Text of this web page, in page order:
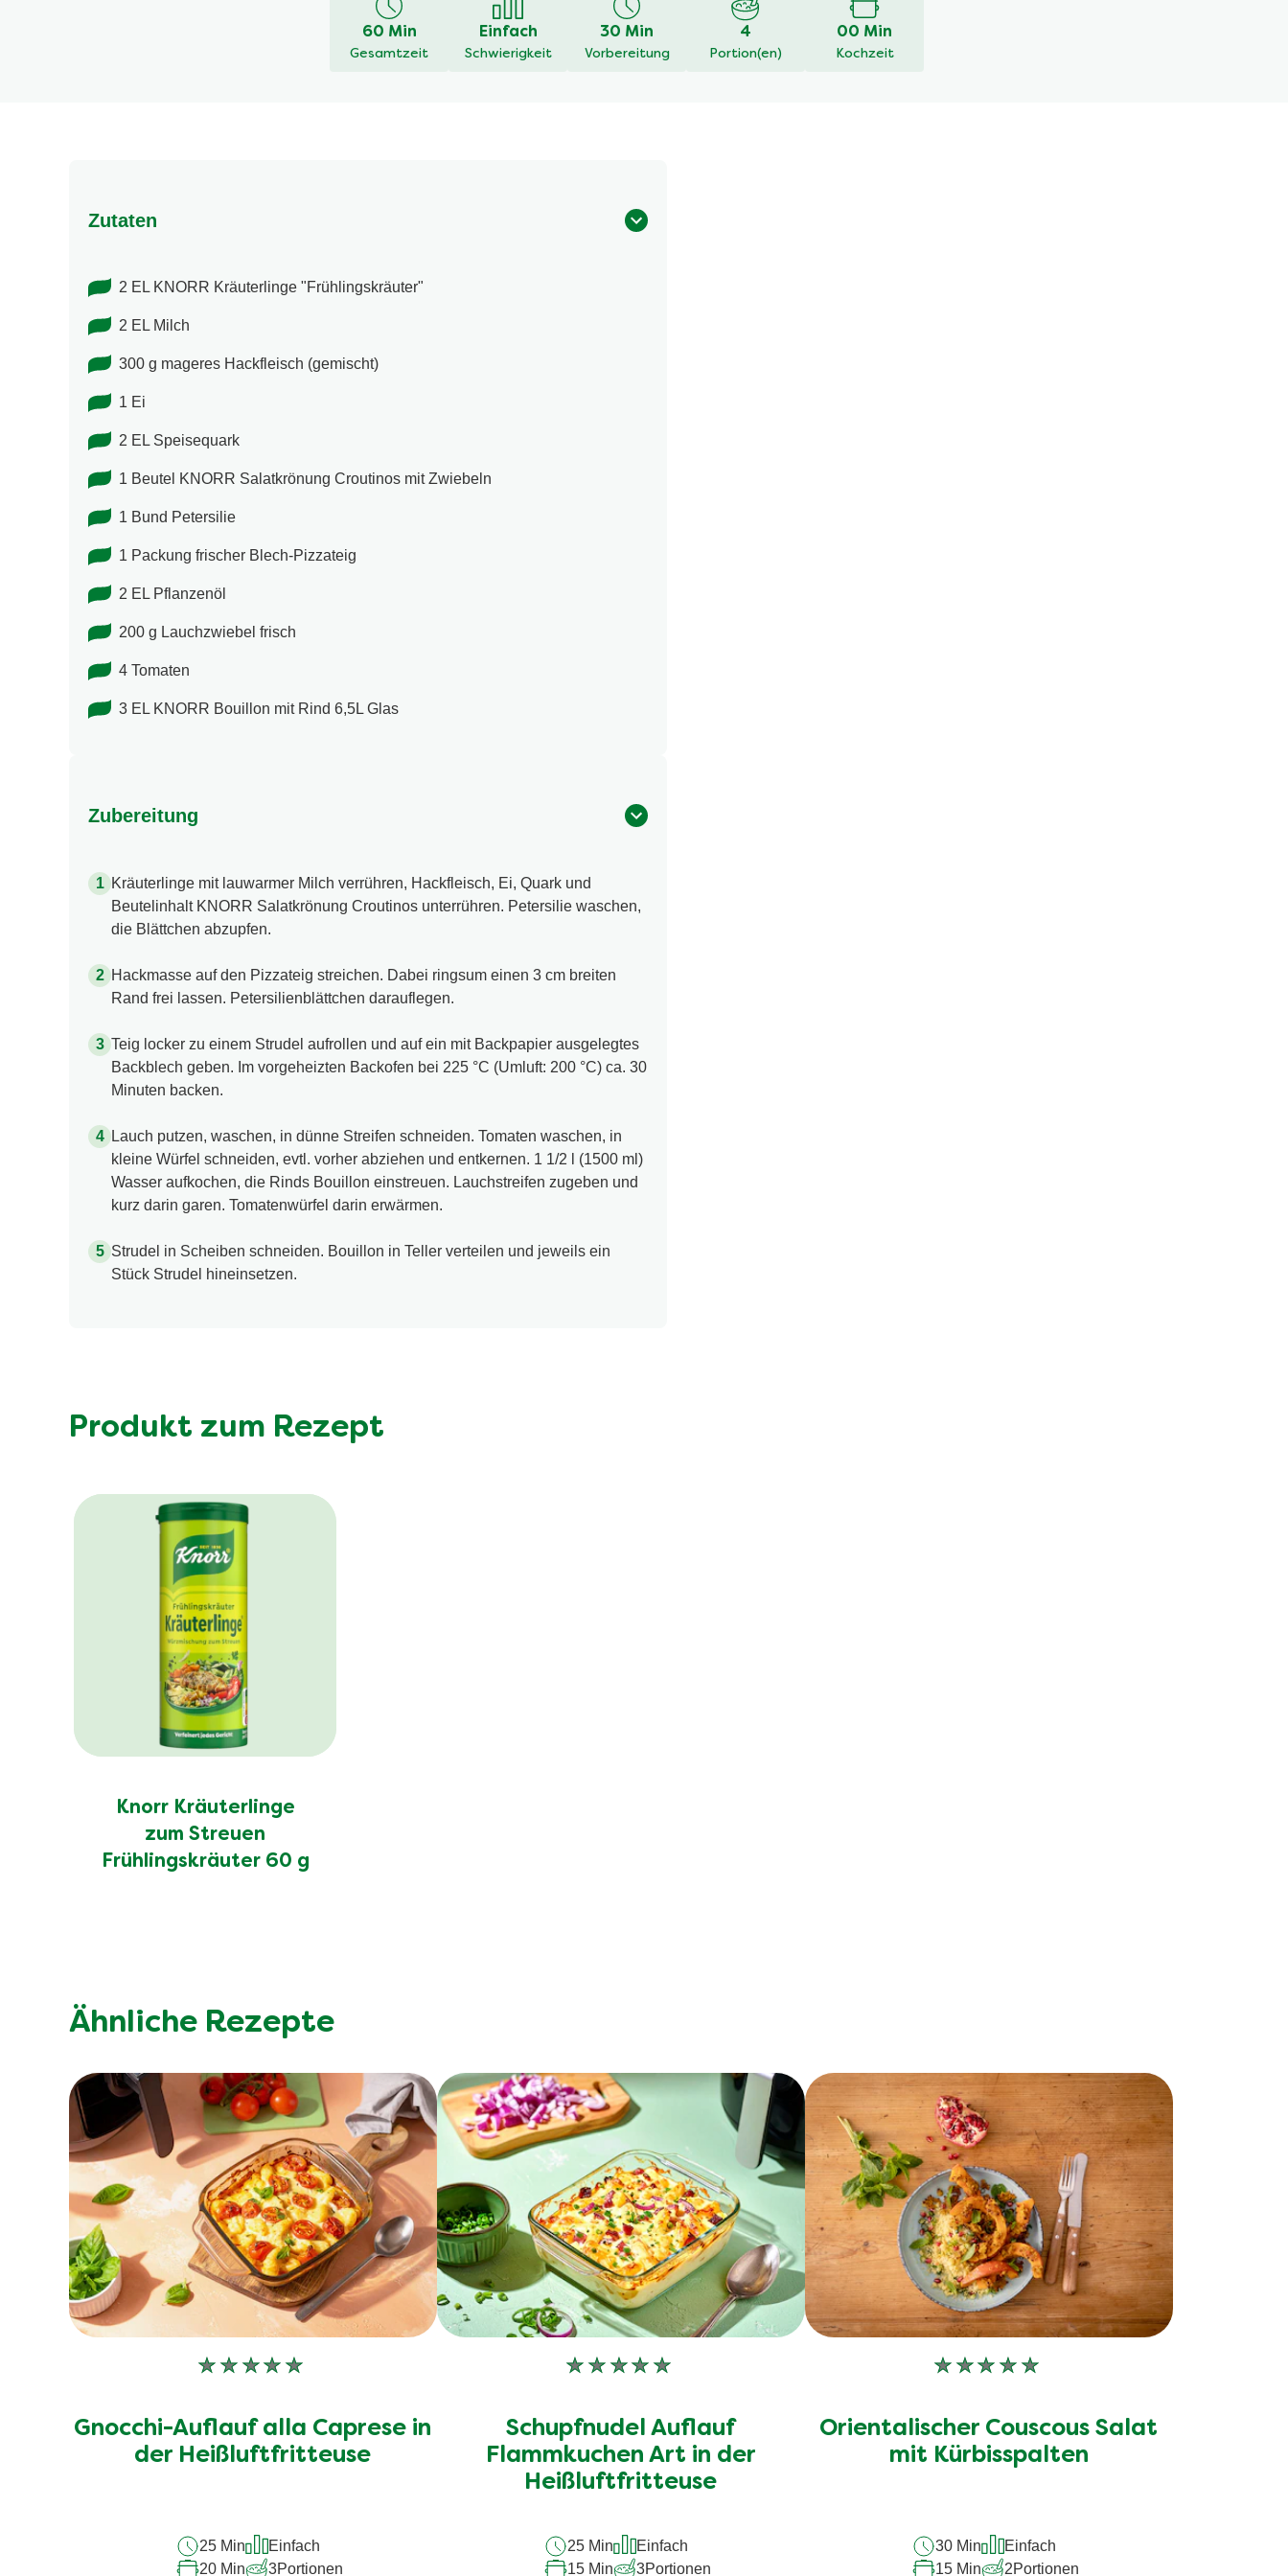
recipe
abgegeben
60 Min
Gesamtzeit
Einfach
Schwierigkeit
30 Min
Vorbereitung
4
Portion(en)
00 Min
Kochzeit
Zutaten
2 EL KNORR Kräuterlinge "Frühlingskräuter"
2 EL Milch
300 g mageres Hackfleisch (gemischt)
1 Ei
2 EL Speisequark
1 Beutel KNORR Salatkrönung Croutinos mit Zwiebeln
1 Bund Petersilie
1 Packung frischer Blech-Pizzateig
2 EL Pflanzenöl
200 g Lauchzwiebel frisch
4 Tomaten
3 EL KNORR Bouillon mit Rind 6,5L Glas
Zubereitung
Kräuterlinge mit lauwarmer Milch verrühren, Hackfleisch, Ei, Quark und
Beutelinhalt KNORR Salatkrönung Croutinos unterrühren. Petersilie waschen,
die Blättchen abzupfen.
Hackmasse auf den Pizzateig streichen. Dabei ringsum einen 3 cm breiten
Rand frei lassen. Petersilienblättchen darauflegen.
Teig locker zu einem Strudel aufrollen und auf ein mit Backpapier ausgelegtes
Backblech geben. Im vorgeheizten Backofen bei 225 °C (Umluft: 200 °C) ca. 30
Minuten backen.
Lauch putzen, waschen, in dünne Streifen schneiden. Tomaten waschen, in
kleine Würfel schneiden, evtl. vorher abziehen und entkernen. 1 1/2 l (1500 ml)
Wasser aufkochen, die Rinds Bouillon einstreuen. Lauchstreifen zugeben und
kurz darin garen. Tomatenwürfel darin erwärmen.
Strudel in Scheiben schneiden. Bouillon in Teller verteilen und jeweils ein
Stück Strudel hineinsetzen.
Produkt zum Rezept
Knorr Kräuterlinge
zum Streuen
Frühlingskräuter 60 g
Ähnliche Rezepte
Keine
dieses
recipe
Gnocchi-Auflauf alla Caprese in
der Heißluftfritteuse
25 Min
Einfach
20 Min
3Portionen
Keine
dieses
recipe
abgegeben
Schupfnudel Auflauf
Flammkuchen Art in der
Heißluftfritteuse
25 Min
Einfach
15 Min
3Portionen
Keine
dieses
recipe
abgegeben
Orientalischer Couscous Salat
mit Kürbisspalten
30 Min
Einfach
15 Min
2Portionen